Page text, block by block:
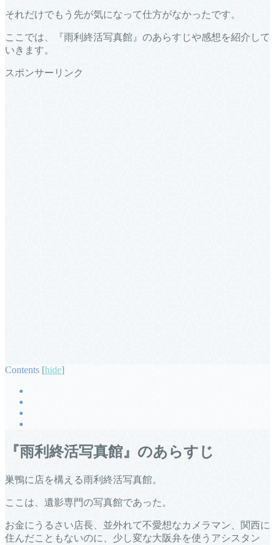
それだけでもう先が気になって仕方がなかったです。
ここでは、『雨利終活写真館』のあらすじや感想を紹介して
いきます。
スポンサーリンク
Contents [hide]
『雨利終活写真館』のあらすじ
巣鴨に店を構える雨利終活写真館。
ここは、遺影専門の写真館であった。
お金にうるさい店長、並外れて不愛想なカメラマン、関西に
住んだこともないのに、少し変な大阪弁を使うアシスタン